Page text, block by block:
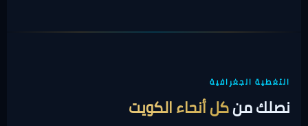
التغطية الجغرافية
نصلك منكل أنحاء الكويت